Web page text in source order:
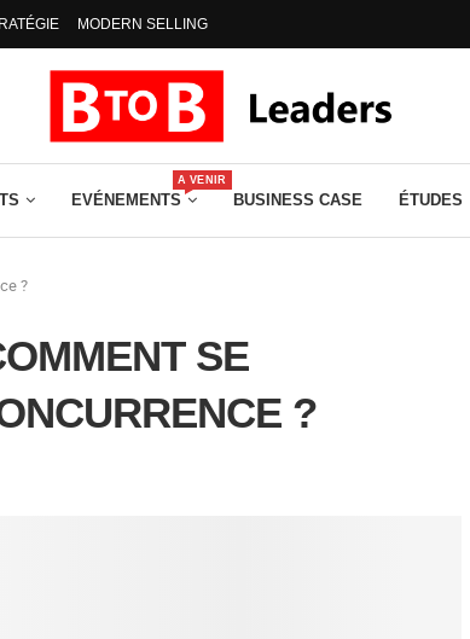
MODERN SELLING
EVÉNEMENTS
A VENIR
BUSINESS CASE ÉTUDES
?
SE
?